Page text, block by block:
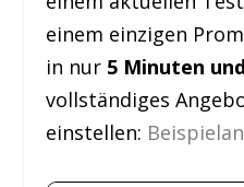
einem einzigen
in nur 5 Minuten
vollständiges
einstellen: